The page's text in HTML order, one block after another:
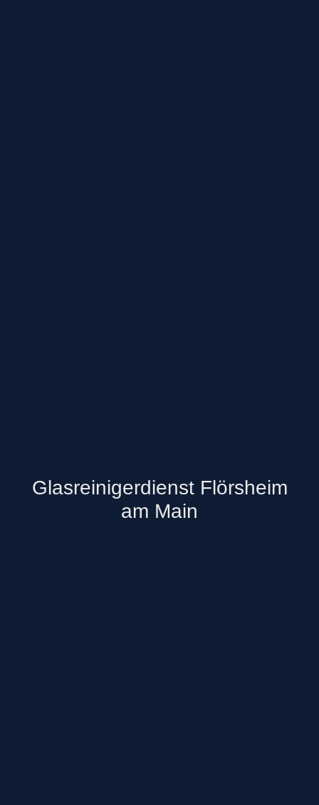
Glasreinigerdienst Flörsheim
am Main